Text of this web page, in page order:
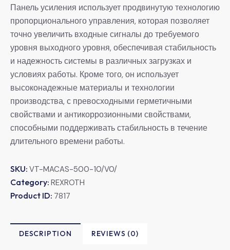
Панель усиления использует продвинутую технологию
пропорционального управления, которая позволяет
точно увеличить входные сигналы до требуемого
уровня выходного уровня, обеспечивая стабильность
и надежность системы в различных загрузках и
условиях работы. Кроме того, он использует
высоконадежные материалы и технологии
производства, с превосходными герметичными
свойствами и антикоррозионными свойствами,
способными поддерживать стабильность в течение
длительного времени работы.
SKU: VT-MACAS-500-10/V0/
Category: REXROTH
Product ID: 7817
DESCRIPTION REVIEWS (0)